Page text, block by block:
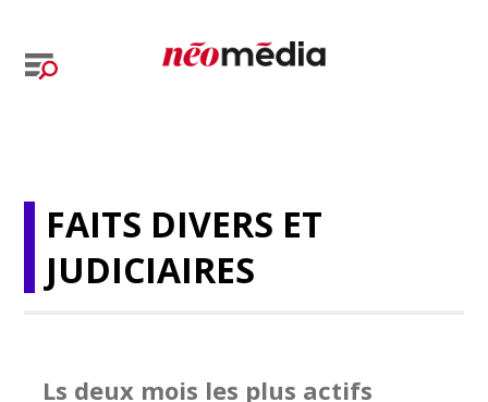
FAITS DIVERS ET
JUDICIAIRES
Ls deux mois les plus actifs